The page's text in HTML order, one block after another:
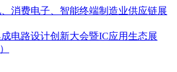
消费电子、智能终端制造业供应链展
电路设计创新大会暨IC应用生态展